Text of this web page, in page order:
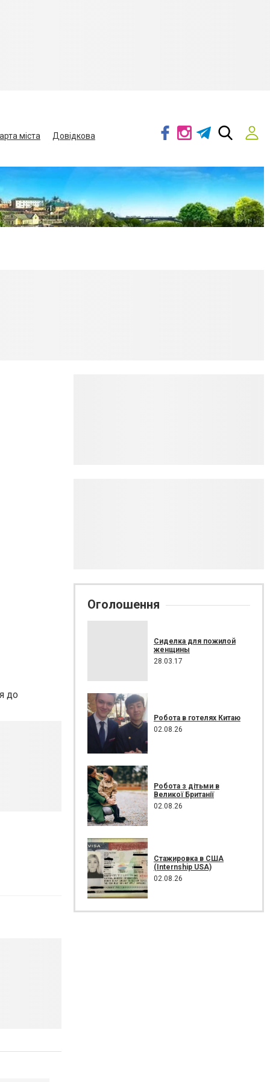
міста
Довідкова
до
Оголошення
Сиделка для пожилой
женщины
28.03.17
Робота в готелях Китаю
02.08.26
Робота з дітьми в
Великої Британії
02.08.26
Стажировка в США
(Internship USA)
02.08.26